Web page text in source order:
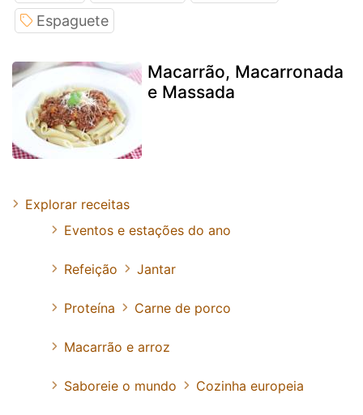
Espaguete
Macarrão, Macarronada
e Massada
Explorar receitas
Eventos e estações do ano
Refeição Jantar
Proteína Carne de porco
Macarrão e arroz
Saboreie o mundo Cozinha europeia